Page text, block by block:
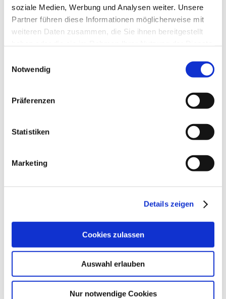
soziale Medien, Werbung und Analysen weiter. Unsere
Partner führen diese Informationen möglicherweise mit
weiteren Daten zusammen, die Sie ihnen bereitgestellt
Ihre Einwilligung trifft auf die folgenden Domains zu:
ludwig-freytag.de, freytag-vdlinde.de, franz-wickel.de,
lfservice.de, lmr-drilling.de, mette-wasserbau.de, rmt-
Notwendig
Präferenzen
Statistiken
Marketing
Details zeigen
Cookies zulassen
Auswahl erlauben
Nur notwendige Cookies
LUDWIG FREYTAG GmbH & Co. Kommanditgesellschaft
Ammerländer Heerstr. 368
Telefax +49 441 9704-100
KONTAKT
Unternehmensgruppe